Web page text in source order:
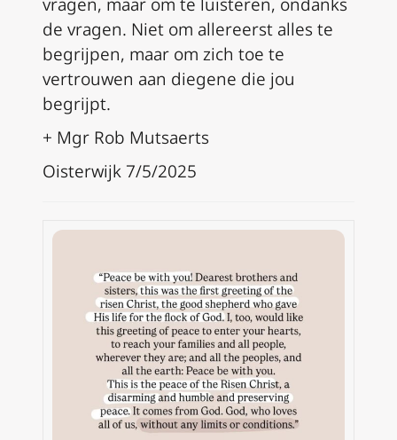
de vragen. Niet om allereerst alles te
begrijpen, maar om zich toe te
vertrouwen aan diegene die jou
begrijpt.
+ Mgr Rob Mutsaerts
Oisterwijk 7/5/2025